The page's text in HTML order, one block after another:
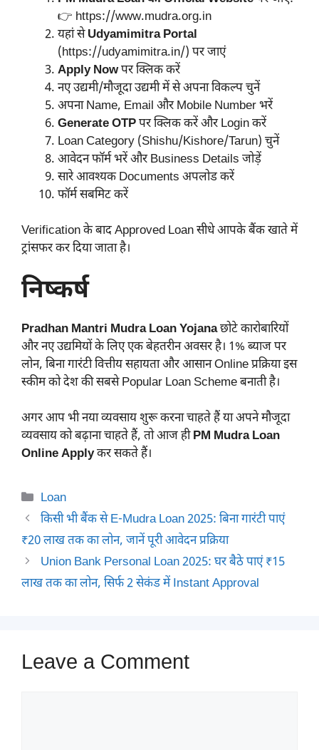
👉 https://www.mudra.org.in
यहां सेUdyamimitra Portal
(https://udyamimitra.in/) पर जाएं
Apply Nowपर क्लिक करें
नए उद्यमी/मौजूदा उद्यमी में से अपना विकल्प चुनें
अपना Name, Email और Mobile Number भरें
Generate OTPपर क्लिक करें और Login करें
Loan Category (Shishu/Kishore/Tarun) चुनें
आवेदन फॉर्म भरें और Business Details जोड़ें
सारे आवश्यक Documents अपलोड करें
फॉर्म सबमिट करें
Verification के बाद Approved Loan सीधे आपके बैंक खाते में
ट्रांसफर कर दिया जाता है।
निष्कर्ष
Pradhan Mantri Mudra Loan Yojanaछोटे कारोबारियों
और नए उद्यमियों के लिए एक बेहतरीन अवसर है। 1% ब्याज पर
लोन, बिना गारंटी वित्तीय सहायता और आसान Online प्रक्रिया इस
स्कीम को देश की सबसे Popular Loan Scheme बनाती है।
अगर आप भी नया व्यवसाय शुरू करना चाहते हैं या अपने मौजूदा
व्यवसाय को बढ़ाना चाहते हैं, तो आज हीPM Mudra Loan
Online Applyकर सकते हैं।
Categories
Loan
किसी भी बैंक से E-Mudra Loan 2025: बिना गारंटी पाएं
₹20 लाख तक का लोन, जानें पूरी आवेदन प्रक्रिया
Union Bank Personal Loan 2025: घर बैठे पाएं ₹15
लाख तक का लोन, सिर्फ 2 सेकंड में Instant Approval
Leave a Comment